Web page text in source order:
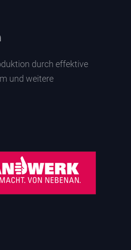
durch effektive
und weitere